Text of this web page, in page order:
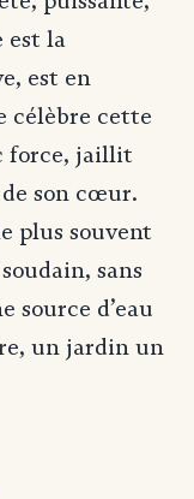
est la
est en
célèbre cette
force, jaillit
son cœur.
plus souvent
sans
source d’eau
un jardin un